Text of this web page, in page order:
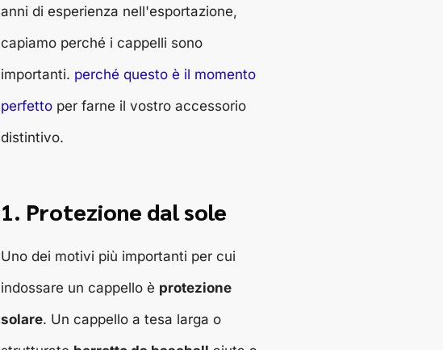
anni di esperienza nell'esportazione,
capiamo perché i cappelli sono
importanti. perché questo è il momento
perfetto per farne il vostro accessorio
distintivo.
1. Protezione dal sole
Uno dei motivi più importanti per cui
indossare un cappello è protezione
solare. Un cappello a tesa larga o